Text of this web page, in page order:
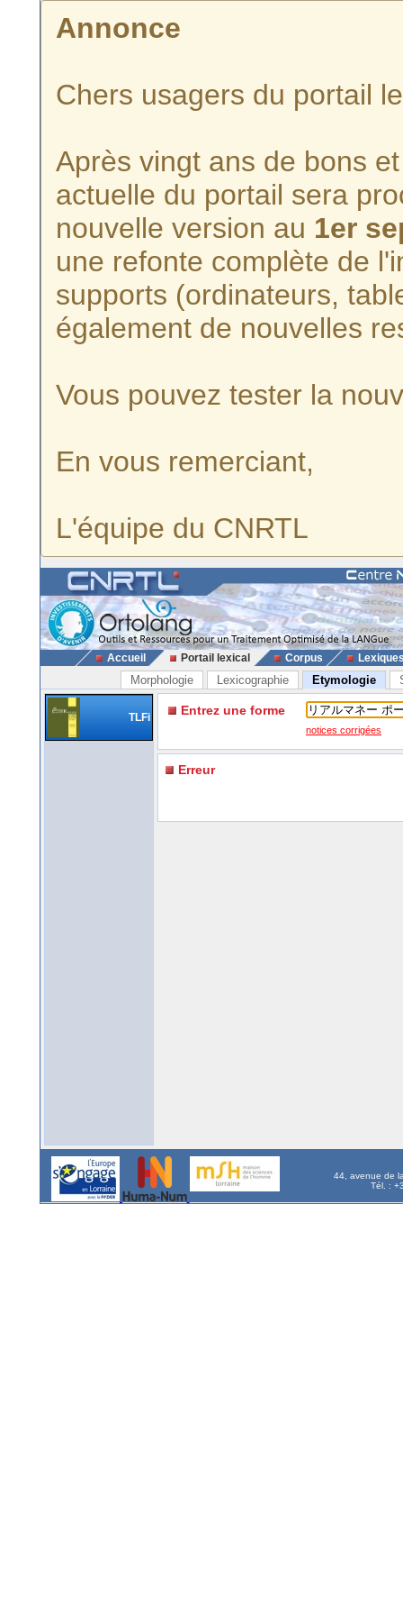
Annonce
Chers usagers du portail
Après vingt ans de bons
actuelle du portail sera
nouvelle version au 1er
une refonte complète de
supports (ordinateurs,
également de nouvelles
Vous pouvez tester la
En vous remerciant,
L'équipe du CNRTL
Accueil Portail lexical Corpus
Morphologie Lexicographie Etymologie
TLFi Entrez une forme
notices corrigées
Erreur
44, avenue de
Tél. :